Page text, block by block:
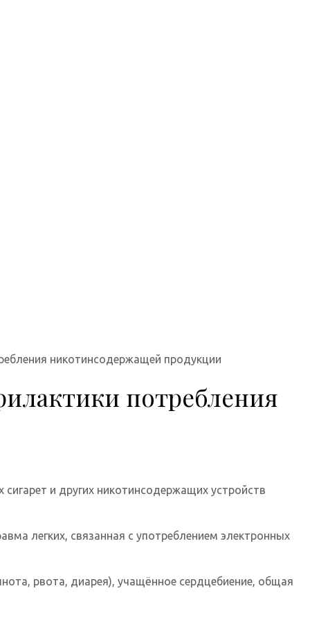
никотинсодержащей продукции
потребления
и других никотинсодержащих устройств
легких, связанная с употреблением электронных
рвота, диарея), учащённое сердцебиение, общая